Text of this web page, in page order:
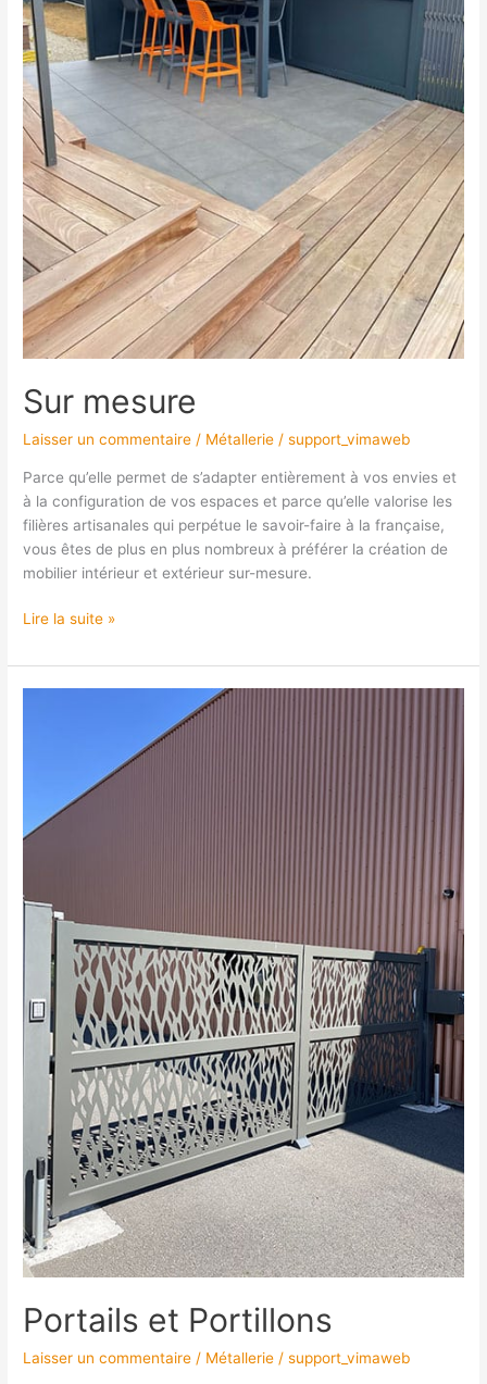
Sur mesure
Laisser un commentaire / Métallerie /support_vimaweb
Parce qu’elle permet de s’adapter entièrement à vos envies et
à la configuration de vos espaces et parce qu’elle valorise les
filières artisanales qui perpétue le savoir-faire à la française,
vous êtes de plus en plus nombreux à préférer la création de
mobilier intérieur et extérieur sur-mesure.
Lire la suite »
Portails et Portillons
Laisser un commentaire / Métallerie /support_vimaweb